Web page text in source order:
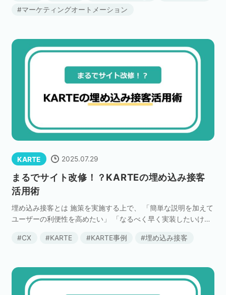
マーケティングオートメーション
KARTE 2025.07.29
まるでサイト改修！？KARTEの埋め込み接客
活用術
埋め込み接客とは 施策を実施する上で、 「簡単な説明を加えて
ユーザーの利便性を高めたい」 「なるべく早く実装したいけれ
アップというよりはサイトの一部のような表現に […]
CX KARTE KARTE事例 埋め込み接客